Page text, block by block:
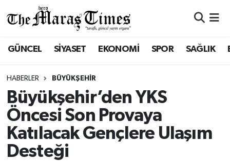
GÜNCEL SİYASET EKONOMİ SPOR SAĞLIK
HABERLER BÜYÜKŞEHİR
Büyükşehir’den YKS
Öncesi Son Provaya
Katılacak Gençlere Ulaşım
Desteği
BÜYÜKŞEHİR
DULKADİROĞLU
İŞ DÜNYASI
KÜLTÜR&SANAT
BÜYÜKŞEHİR
DULKADİROĞLU
EĞİTİM
EKONOMİ
Hava Durumu
Namaz Vakitleri
Trafik Durumu
Süper Lig Puan Durumu ve Fikstür